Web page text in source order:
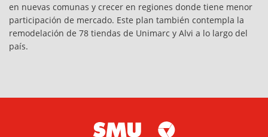
en nuevas comunas y crecer en regiones donde tiene menor
participación de mercado. Este plan también contempla la
remodelación de 78 tiendas de Unimarc y Alvi a lo largo del
país.